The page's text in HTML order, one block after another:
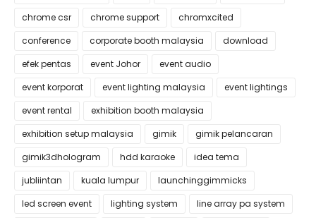
chrome csr
chrome support
chromxcited
conference
corporate booth malaysia
download
efek pentas
event Johor
event audio
event korporat
event lighting malaysia
event lightings
event rental
exhibition booth malaysia
exhibition setup malaysia
gimik
gimik pelancaran
gimik3dhologram
hdd karaoke
idea tema
jubliintan
kuala lumpur
launchinggimmicks
led screen event
lighting system
line array pa system